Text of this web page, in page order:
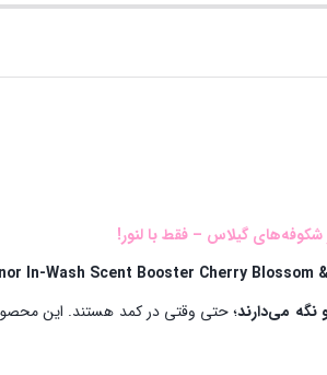
گیلاس – فقط با لنور!
In-Wash Scent Booster Cherry Blossom
؛ حتی وقتی در کمد هستند. این محصول